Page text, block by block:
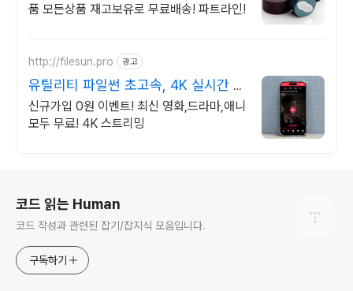
품 모든상품 재고보유로 무료배송! 파트라인!
http://filesun.pro 광고
유틸리티 파일썬 초고속, 4K 실시간 보
기!
신규가입 0원 이벤트! 최신 영화,드라마,애니
모두 무료! 4K 스트리밍
코드 읽는 Human
코드 작성과 관련된 잡기/잡지식 모음입니다.
구독하기